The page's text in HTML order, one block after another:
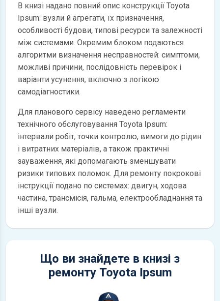
В книзі надано повний опис конструкції Toyota
Ipsum: вузли й агрегати, їх призначення,
особливості будови, типові ресурси та залежності
між системами. Окремим блоком подаються
алгоритми визначення несправностей: симптоми,
можливі причини, послідовність перевірок і
варіанти усунення, включно з логікою
самодіагностики.
Для планового сервісу наведено регламенти
технічного обслуговування Toyota Ipsum:
інтервали робіт, точки контролю, вимоги до рідин
і витратних матеріалів, а також практичні
зауваження, які допомагають зменшувати
ризики типових поломок. Для ремонту покрокові
інструкції подано по системах: двигун, ходова
частина, трансмісія, гальма, електрообладнання та
інші вузли.
Що ви знайдете в книзі з
ремонту Toyota Ipsum